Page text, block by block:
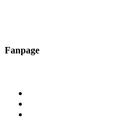
Fanpage